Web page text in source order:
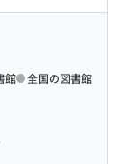
館 全国の図書館